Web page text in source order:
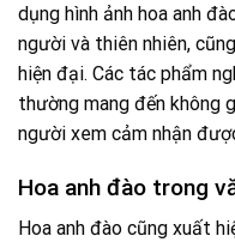
dụng hình ảnh hoa anh
người và thiên nhiên,
hiện đại. Các tác phẩm
thường mang đến không
người xem cảm nhận
Hoa anh đào trong
Hoa anh đào cũng xuất